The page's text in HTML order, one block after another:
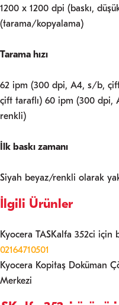
1200 x 1200 dpi (baskı,
(tarama/kopyalama)
Tarama hızı
62 ipm (300 dpi, A4, s/b,
çift taraflı) 60 ipm (300
renkli)
İlk baskı zamanı
Siyah beyaz/renkli olarak
İlgili Ürünler
Kyocera TASKalfa 352ci için
02164710501
Kyocera Kopitaş Doküman
Merkezi